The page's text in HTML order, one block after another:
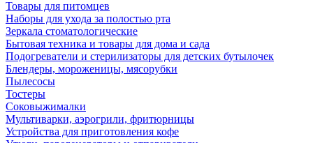
Товары для питомцев
Наборы для ухода за полостью рта
Зеркала стоматологические
Бытовая техника и товары для дома и сада
Подогреватели и стерилизаторы для детских бутылочек
Блендеры, мороженицы, мясорубки
Пылесосы
Тостеры
Соковыжималки
Мультиварки, аэрогрили, фритюрницы
Устройства для приготовления кофе